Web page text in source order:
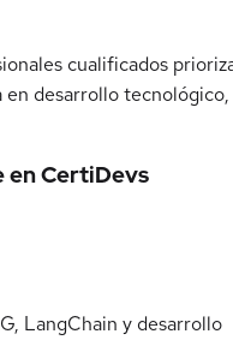
cualificados
en desarrollo tecnológico,
en CertiDevs
LangChain y desarrollo